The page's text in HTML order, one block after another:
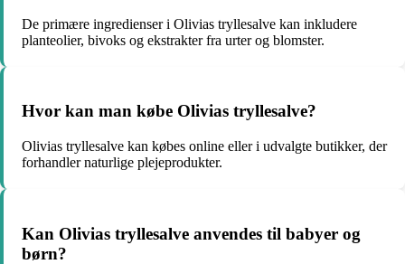
De primære ingredienser i Olivias tryllesalve kan inkludere
planteolier, bivoks og ekstrakter fra urter og blomster.
Hvor kan man købe Olivias tryllesalve?
Olivias tryllesalve kan købes online eller i udvalgte butikker, der
forhandler naturlige plejeprodukter.
Kan Olivias tryllesalve anvendes til babyer og
børn?